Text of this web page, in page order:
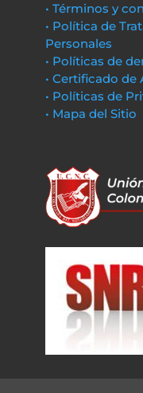
• Términos y
• Política de
Personales
• Políticas de
• Certificado de
• Políticas de
• Mapa del Sitio